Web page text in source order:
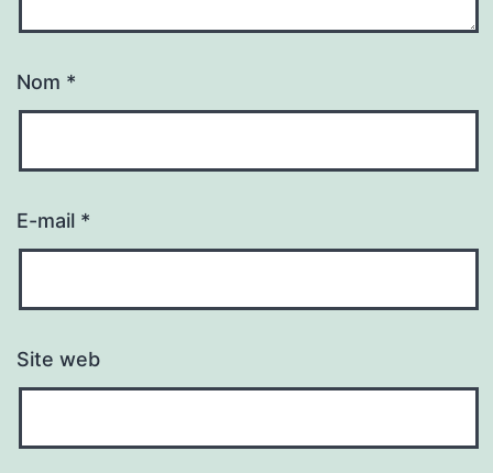
Nom *
E-mail *
Site web